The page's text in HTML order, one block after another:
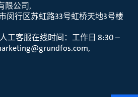
限公司
闵行区苏虹路33号虹桥天地3号楼
工客服在线时间：工作日 8:30 –